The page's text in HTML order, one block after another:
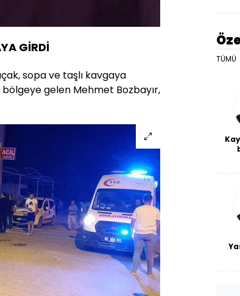
GİRDİ
sopa ve taşlı kavgaya
bölgeye gelen Mehmet Bozbayır,
TÜMÜ